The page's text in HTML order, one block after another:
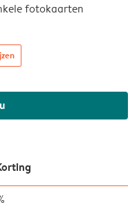
fotokaarten